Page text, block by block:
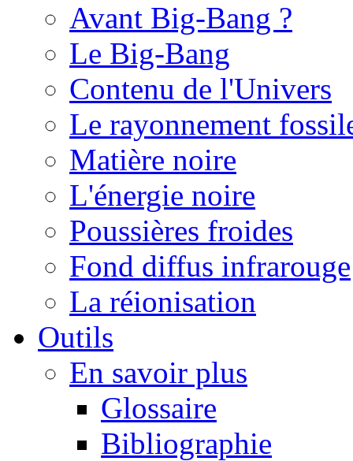
Avant Big-Bang ?
Le Big-Bang
Contenu de l'Univers
Le rayonnement
Matière noire
L'énergie noire
Poussières froides
Fond diffus infrarouge
La réionisation
Outils
En savoir plus
Glossaire
Bibliographie